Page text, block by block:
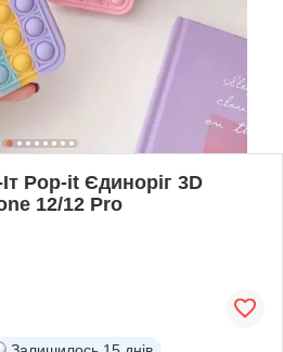
Pop-it Єдиноріг 3D
12/12 Pro